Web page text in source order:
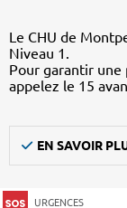
Le CHU de
Niveau 1.
Pour garantir une
appelez le 15
EN SAVOIR
URGENCES